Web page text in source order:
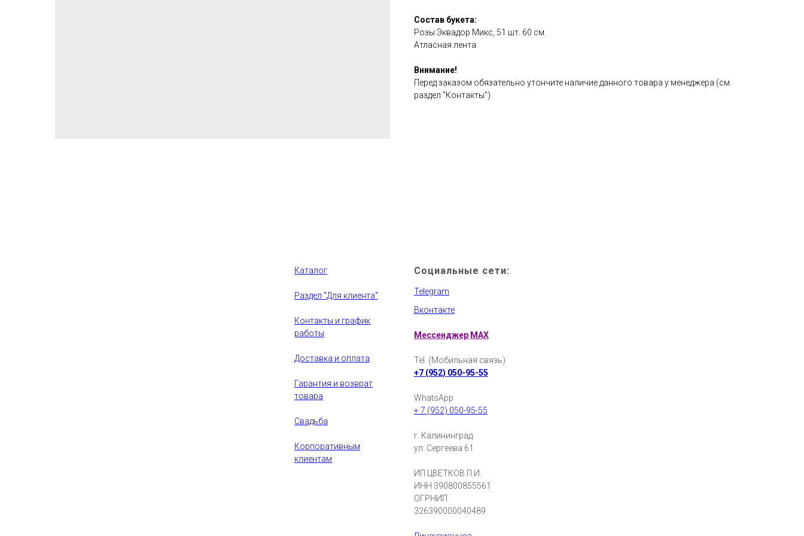
Состав букета:
Розы Эквадор Микс, 51 шт. 60 см.
Атласная лента
Внимание!
Перед заказом обязательно утончите наличие данного товара у менеджера (см.
раздел "Контакты")
Каталог
Раздел "Для клиента"
Контакты и график
работы
Доставка и оплата
Гарантия и возврат
товара
Свадьба
Корпоративным
клиентам
Социальные сети:
Telegram
Вконтакте
Мессенджер MAX
Tel. (Мобильная связь)
+7 (952) 050-95-55
WhatsApp
+ 7 (952) 050-95-55
г. Калининград
ул. Сергеева 61
ИП ЦВЕТКОВ П.И.
ИНН 390800855561
ОГРНИП
326390000040489